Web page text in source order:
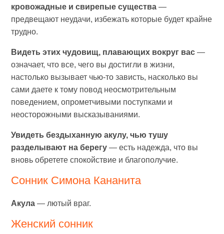
кровожадные и свирепые существа —
предвещают неудачи, избежать которые будет крайне
трудно.
Видеть этих чудовищ, плавающих вокруг вас —
означает, что все, чего вы достигли в жизни,
настолько вызывает чью-то зависть, насколько вы
сами даете к тому повод неосмотрительным
поведением, опрометчивыми поступками и
неосторожными высказываниями.
Увидеть бездыханную акулу, чью тушу
разделывают на берегу — есть надежда, что вы
вновь обретете спокойствие и благополучие.
Сонник Симона Кананита
Акула — лютый враг.
Женский сонник